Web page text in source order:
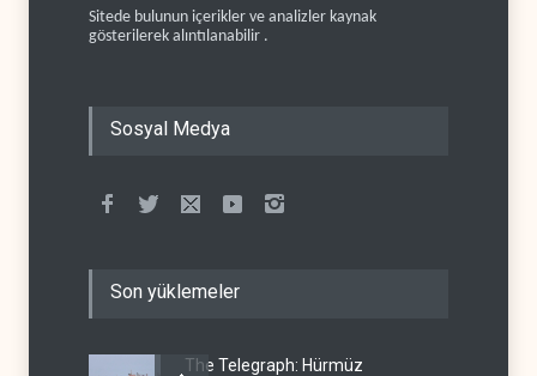
Sitede bulunun içerikler ve analizler kaynak
gösterilerek alıntılanabilir .
Sosyal Medya
Son yüklemeler
The Telegraph: Hürmüz